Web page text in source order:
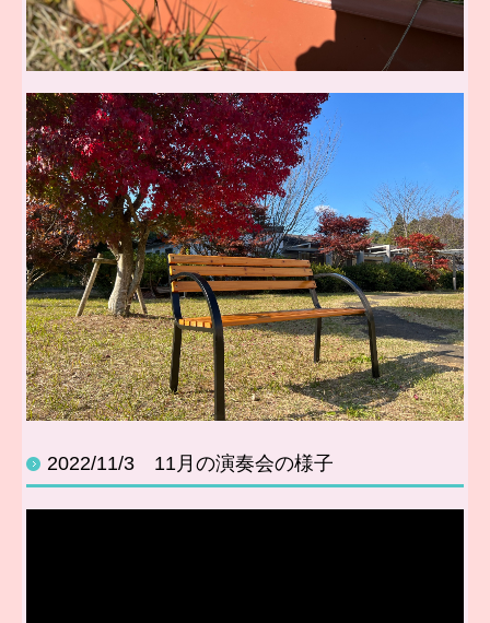
2022/11/3 11月の演奏会の様子